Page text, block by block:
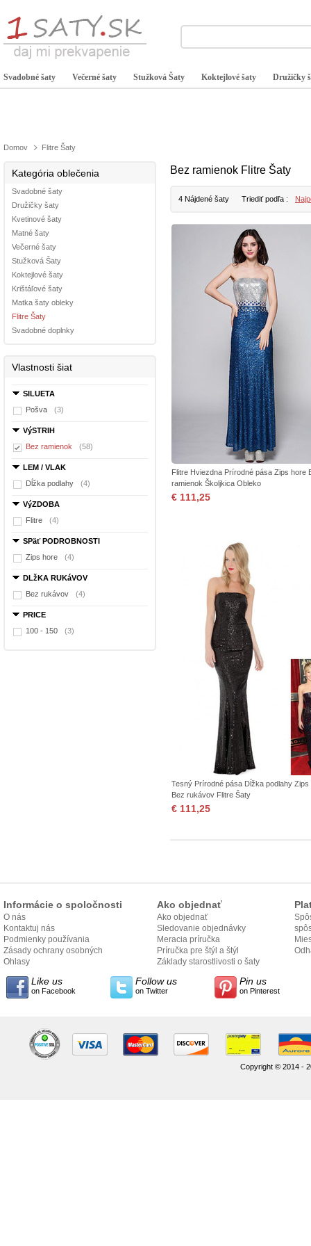
Svadobné šaty Večerné šaty Stužková Šaty Koktejlové šaty Družičky
Domov Flitre Šaty
Kategória oblečenia
Svadobné šaty
Družičky šaty
Kvetinové šaty
Matné šaty
Večerné šaty
Stužková Šaty
Koktejlové šaty
Krištáľové šaty
Matka šaty obleky
Flitre Šaty
Svadobné doplnky
Vlastnosti šiat
SILUETA
Pošva
(3)
VýSTRIH
Bez ramienok
(58)
LEM / VLAK
Dĺžka podlahy
(4)
VýZDOBA
Flitre
(4)
SPäť PODROBNOSTI
Zips hore
(4)
DLžKA RUKáVOV
Bez rukávov
(4)
PRICE
100 - 150
(3)
Bez ramienok Flitre Šaty
4 Nájdené šaty Triediť podľa :
Flitre Hviezdna Prírodné pása Zips hore
ramienok Školjkica Obleko
€ 111,25
Tesný Prírodné pása Dĺžka podlahy Zips
Bez rukávov Flitre Šaty
€ 111,25
Informácie o spoločnosti
O nás
Kontaktuj nás
Podmienky používania
Zásady ochrany osobných
údajov
Ohlasy
Ako objednať
Ako objednať
Sledovanie objednávky
Meracia príručka
Príručka pre štýl a štýl
Základy starostlivosti o šaty
Like us
on Facebook
Follow us
on Twitter
Pin us
on Pinterest
Copyright © 2014 -